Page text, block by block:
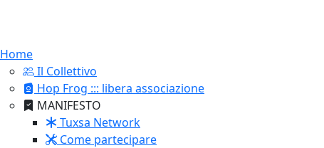
Home
Il Collettivo
Hop Frog ::: libera associazione
MANIFESTO
Tuxsa Network
Come partecipare